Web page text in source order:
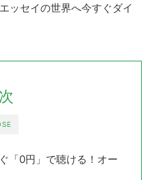
ッセイの世界へ今すぐダイ
「0円」で聴ける！オー